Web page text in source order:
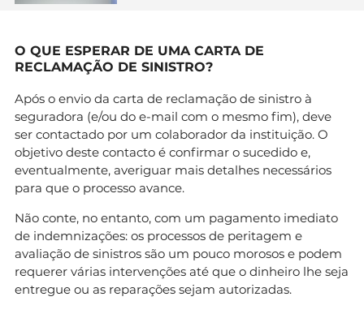
O QUE ESPERAR DE UMA CARTA DE
RECLAMAÇÃO DE SINISTRO?
Após o envio da carta de reclamação de sinistro à
seguradora (e/ou do e-mail com o mesmo fim), deve
ser contactado por um colaborador da instituição. O
objetivo deste contacto é confirmar o sucedido e,
eventualmente, averiguar mais detalhes necessários
para que o processo avance.
Não conte, no entanto, com um pagamento imediato
de indemnizações: os processos de peritagem e
avaliação de sinistros são um pouco morosos e podem
requerer várias intervenções até que o dinheiro lhe seja
entregue ou as reparações sejam autorizadas.